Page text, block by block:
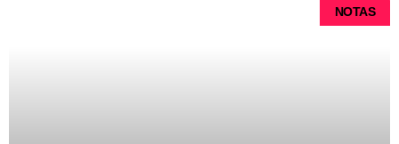
NOTAS